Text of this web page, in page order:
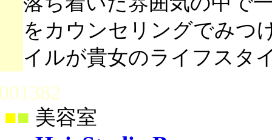
をカウンセリングでみつ
イルが貴女のライフスタ
■ 美容室